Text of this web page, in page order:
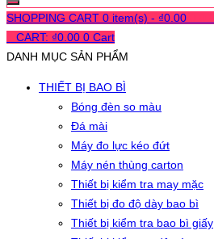
SHOPPING CART 0 item(s) - ₫0.00
CART: ₫0.00 0 Cart
DANH MỤC SẢN PHẨM
THIẾT BỊ BAO BÌ
Bóng đèn so màu
Đá mài
Máy đo lực kéo đứt
Máy nén thùng carton
Thiết bị kiểm tra may mặc
Thiết bị đo độ dày bao bì
Thiết bị kiểm tra bao bì giấy